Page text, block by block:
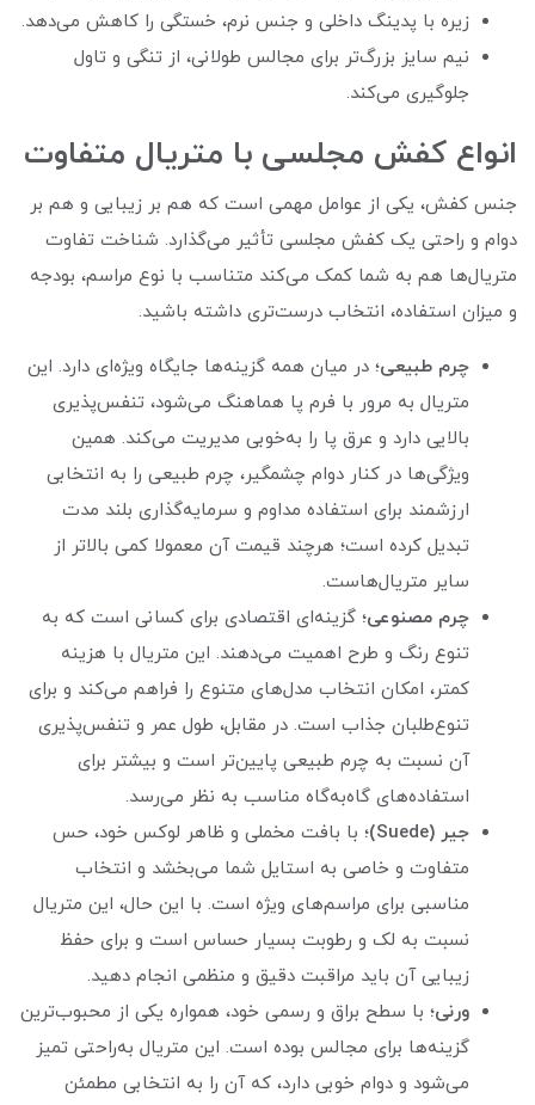
زیره با پدینگ داخلی و جنس نرم، خستگی را کاهش می‌دهد.
نیم سایز بزرگ‌تر برای مجالس طولانی، از تنگی و تاول
جلوگیری می‌کند.
انواع کفش مجلسی با متریال متفاوت
جنس کفش، یکی از عوامل مهمی است که هم بر زیبایی و هم بر
دوام و راحتی یک کفش مجلسی تأثیر می‌گذارد. شناخت تفاوت
متریال‌ها هم به شما کمک می‌کند متناسب با نوع مراسم، بودجه
و میزان استفاده، انتخاب درست‌تری داشته باشید.
چرم طبیعی؛ در میان همه گزینه‌ها جایگاه ویژه‌ای دارد. این
متریال به‌ مرور با فرم پا هماهنگ می‌شود، تنفس‌پذیری
بالایی دارد و عرق پا را به‌خوبی مدیریت می‌کند. همین
ویژگی‌ها در کنار دوام چشمگیر، چرم طبیعی را به انتخابی
ارزشمند برای استفاده مداوم و سرمایه‌گذاری بلند مدت
تبدیل کرده است؛ هرچند قیمت آن معمولا کمی بالاتر از
سایر متریال‌هاست.
چرم مصنوعی؛ گزینه‌ای اقتصادی برای کسانی است که به
تنوع رنگ و طرح اهمیت می‌دهند. این متریال با هزینه
کمتر، امکان انتخاب مدل‌های متنوع را فراهم می‌کند و برای
تنوع‌طلبان جذاب است. در مقابل، طول عمر و تنفس‌پذیری
آن نسبت به چرم طبیعی پایین‌تر است و بیشتر برای
استفاده‌های گاه‌به‌گاه مناسب به نظر می‌رسد.
جیر (Suede)
؛ با بافت مخملی و ظاهر لوکس خود، حس
متفاوت و خاصی به استایل شما می‌بخشد و انتخاب
مناسبی برای مراسم‌های ویژه است. با این حال، این متریال
نسبت به لک و رطوبت بسیار حساس است و برای حفظ
زیبایی آن باید مراقبت دقیق و منظمی انجام دهید.
ورنی؛ با سطح براق و رسمی خود، همواره یکی از محبوب‌ترین
گزینه‌ها برای مجالس بوده است. این متریال به‌راحتی تمیز
می‌شود و دوام خوبی دارد، که آن را به انتخابی مطمئن